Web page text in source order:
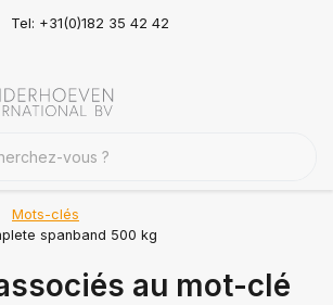
Tel: +31(0)182 35 42 42
Mots-clés
spanband 500 kg
au mot-clé